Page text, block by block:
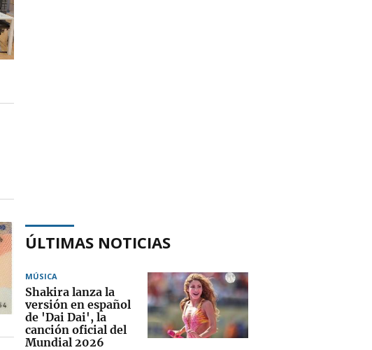
ÚLTIMAS NOTICIAS
MÚSICA
Shakira lanza la
versión en español
de 'Dai Dai', la
canción oficial del
Mundial 2026